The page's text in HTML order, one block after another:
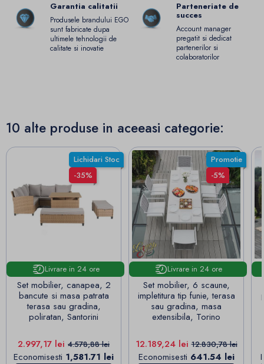
Garantia calitatii
Produsele brandului EGO
sunt fabricate dupa
ultimele tehnologii de
calitate si inovatie
Parteneriate de
succes
Account manager
pregatit si dedicat
partenerilor si
colaboratorilor
10 alte produse in aceeasi categorie:
Lichidari Stoc
-35%
Livrare in 24 ore
Set mobilier, canapea, 2
bancute si masa patrata
terasa sau gradina,
poliratan, Santorini
Pret
2.997,17 lei Pret de baza
4.578,88 lei
Economisesti 1,581.71 lei
Promotie
-5%
Livrare in 24 ore
Set mobilier, 6 scaune,
impletitura tip funie, terasa
sau gradina, masa
extensibila, Torino
Pret
12.189,24 leiPret de baza
12.830,78 lei
Economisesti 641.54 lei